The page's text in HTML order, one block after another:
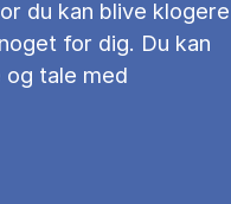
du kan blive klogere
for dig. Du kan
tale med